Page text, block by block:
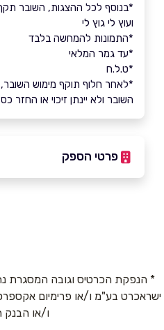
*בנוסף לכל ההצגות, השובר
ועוץ לי גוץ לי
*התמונות להמחשה בלבד
*עד גמר המלאי
*ט.ל.ח
*לאחר חלוף תוקף מימוש
השובר ולא יינתן זיכוי או החזר
פרטי הספק
שם מלא*
* הנפקת הכרטיס וגובה המסגרת
ישראכרט בע"מ ו/או פרימיום
ו/או הבנק